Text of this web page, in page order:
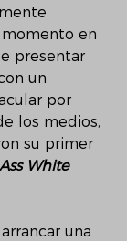
en
presentar
un
por
los medios,
su primer
White
una